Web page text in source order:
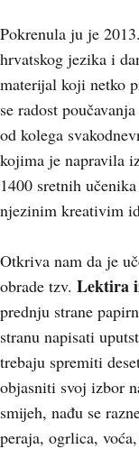
Pokrenula ju je
hrvatskog jezika i
materijal koji netko
se radost
od kolega
kojima je napravila
1400 sretnih
njezinim kreativim
Otkriva nam da je
obrade tzv. Lektira
prednju strane
stranu napisati
trebaju spremiti
objasniti svoj izbor
smijeh, nađu se
peraja, ogrlica,